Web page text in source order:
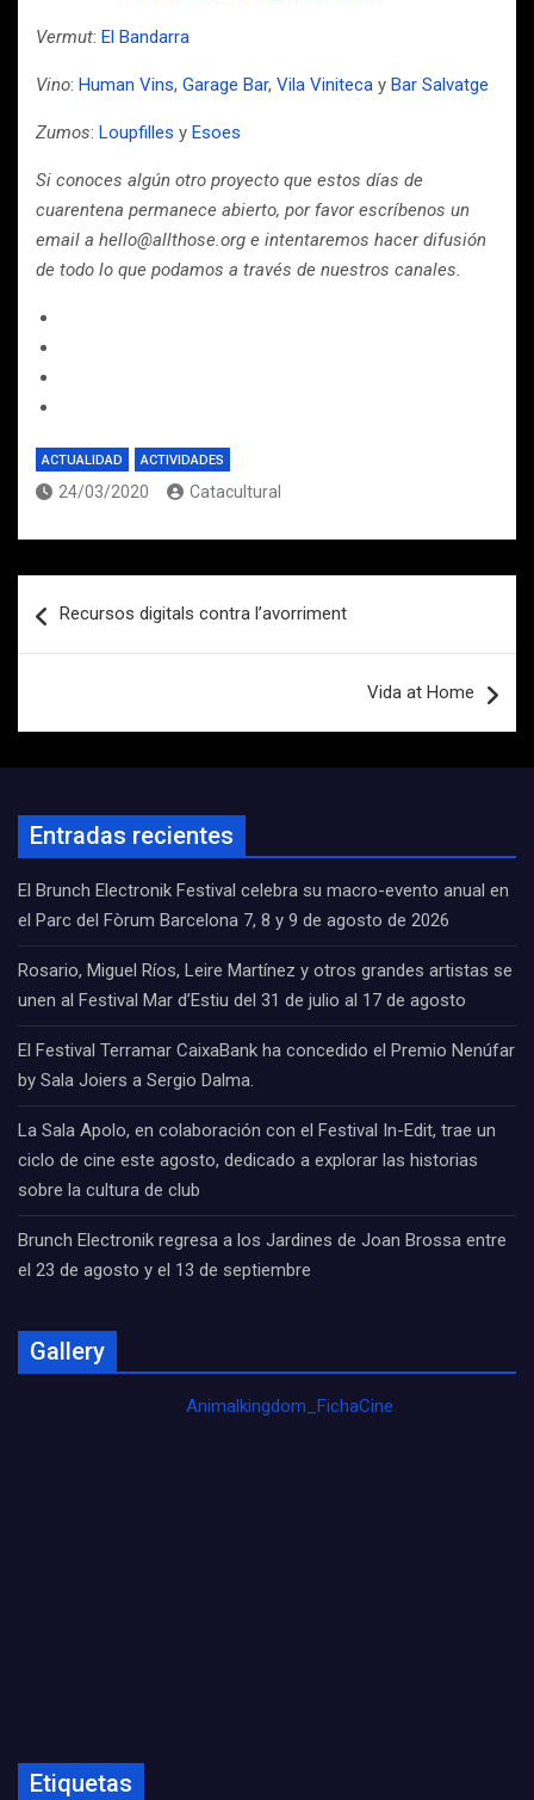
Vermut: El Bandarra
Vino: Human Vins, Garage Bar, Vila Viniteca y Bar Salvatge
Zumos: Loupfilles y Esoes
Si conoces algún otro proyecto que estos días de
cuarentena permanece abierto, por favor escríbenos un
email a hello@allthose.org e intentaremos hacer difusión
de todo lo que podamos a través de nuestros canales.
ACTUALIDAD ACTIVIDADES
24/03/2020 Catacultural
de
Recursos digitals contra l’avorriment
Vida at Home
Entradas recientes
El Brunch Electronik Festival celebra su macro-evento anual en
el Parc del Fòrum Barcelona 7, 8 y 9 de agosto de 2026
Rosario, Miguel Ríos, Leire Martínez y otros grandes artistas se
unen al Festival Mar d’Estiu del 31 de julio al 17 de agosto
El Festival Terramar CaixaBank ha concedido el Premio Nenúfar
by Sala Joiers a Sergio Dalma.
La Sala Apolo, en colaboración con el Festival In-Edit, trae un
ciclo de cine este agosto, dedicado a explorar las historias
sobre la cultura de club
Brunch Electronik regresa a los Jardines de Joan Brossa entre
el 23 de agosto y el 13 de septiembre
Gallery
Animalkingdom_FichaCine
Etiquetas